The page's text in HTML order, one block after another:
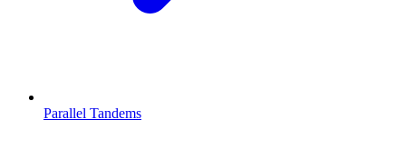
Parallel Tandems